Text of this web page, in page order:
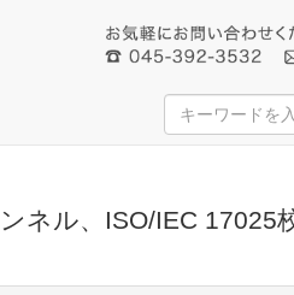
ネル、ISO/IEC 17025